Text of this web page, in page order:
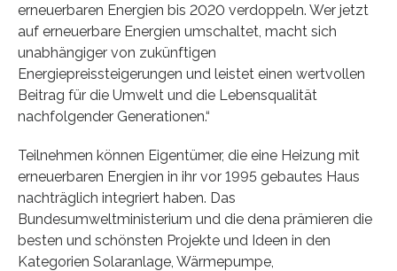
erneuerbaren Energien bis 2020 verdoppeln. Wer jetzt
auf erneuerbare Energien umschaltet, macht sich
unabhängiger von zukünftigen
Energiepreissteigerungen und leistet einen wertvollen
Beitrag für die Umwelt und die Lebensqualität
nachfolgender Generationen.“
Teilnehmen können Eigentümer, die eine Heizung mit
erneuerbaren Energien in ihr vor 1995 gebautes Haus
nachträglich integriert haben. Das
Bundesumweltministerium und die dena prämieren die
besten und schönsten Projekte und Ideen in den
Kategorien Solaranlage, Wärmepumpe,